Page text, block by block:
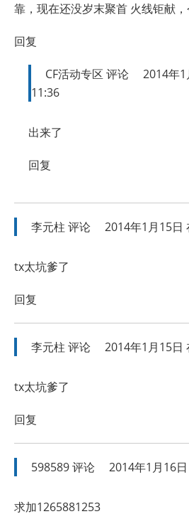
靠，现在还没岁末聚首 火线钜献
回复
CF活动专区评论
2014年
11:36
出来了
回复
李元柱评论 2014年1月15日
tx太坑爹了
回复
李元柱评论 2014年1月15日
tx太坑爹了
回复
598589评论 2014年1月16
求加1265881253